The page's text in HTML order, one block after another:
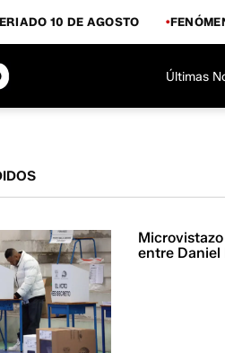
10 DE AGOSTO
Últimas
entre Daniel